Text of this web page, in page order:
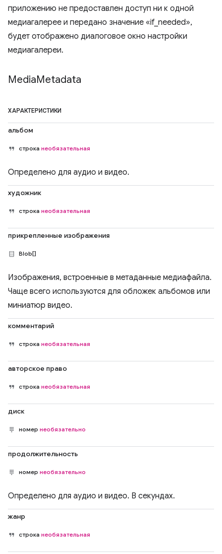
приложению не предоставлен доступ ни к одной
медиагалерее и передано значение «if_needed»,
будет отображено диалоговое окно настройки
медиагалереи.
MediaMetadata
ХАРАКТЕРИСТИКИ
альбом
строка необязательная
Определено для аудио и видео.
художник
строка необязательная
прикрепленные изображения
Blob[]
Изображения, встроенные в метаданные медиафайла.
Чаще всего используются для обложек альбомов или
миниатюр видео.
комментарий
строка необязательная
авторское право
строка необязательная
диск
номер необязательно
продолжительность
номер необязательно
Определено для аудио и видео. В секундах.
жанр
строка необязательная